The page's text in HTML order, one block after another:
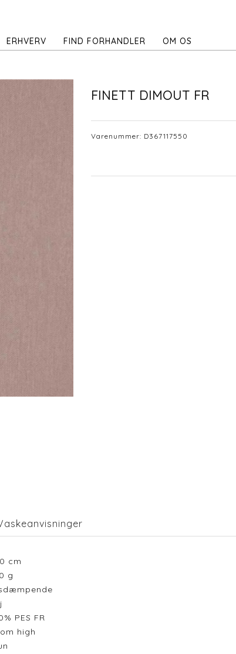
ERHVERV FIND FORHANDLER OM OS
FINETT DIMOUT FR
Varenummer: D367117550
cm
g
PES FR
high